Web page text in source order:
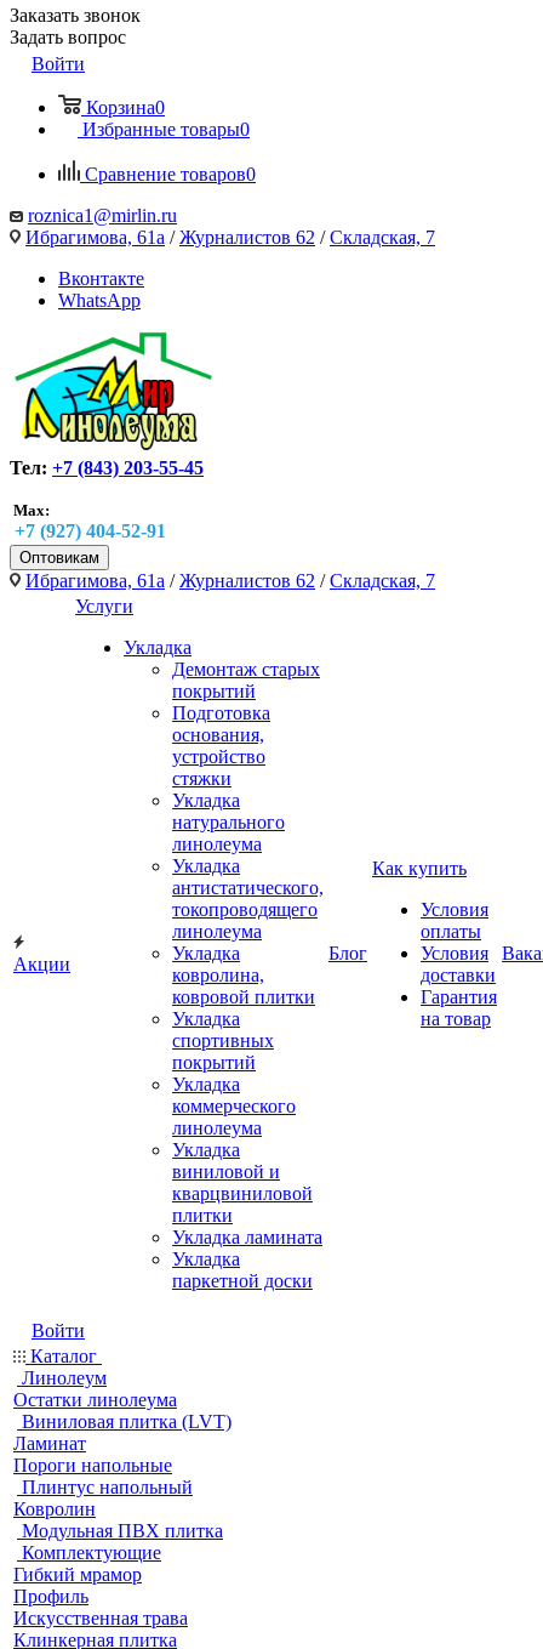
Заказать звонок
Задать вопрос
Войти
Корзина0
Избранные товары0
Сравнение товаров0
roznica1@mirlin.ru
Ибрагимова, 61а /Журналистов 62 /Складская, 7
Вконтакте
WhatsApp
Тел: +7 (843) 203-55-45
Max:
+7 (927) 404-52-91
Оптовикам
Ибрагимова, 61а /Журналистов 62 /Складская, 7
Акции
Услуги
Укладка
Демонтаж старых
покрытий
Подготовка
основания,
устройство
стяжки
Укладка
натурального
линолеума
Укладка
антистатического,
токопроводящего
линолеума
Укладка
ковролина,
ковровой плитки
Укладка
спортивных
покрытий
Укладка
коммерческого
линолеума
Укладка
виниловой и
кварцвиниловой
плитки
Укладка ламината
Укладка
паркетной доски
Блог
Как купить
Условия
оплаты
Условия
доставки
Гарантия
на товар
Войти
Каталог
Линолеум
Остатки линолеума
Виниловая плитка (LVT)
Ламинат
Пороги напольные
Плинтус напольный
Ковролин
Модульная ПВХ плитка
Комплектующие
Гибкий мрамор
Профиль
Искусственная трава
Клинкерная плитка